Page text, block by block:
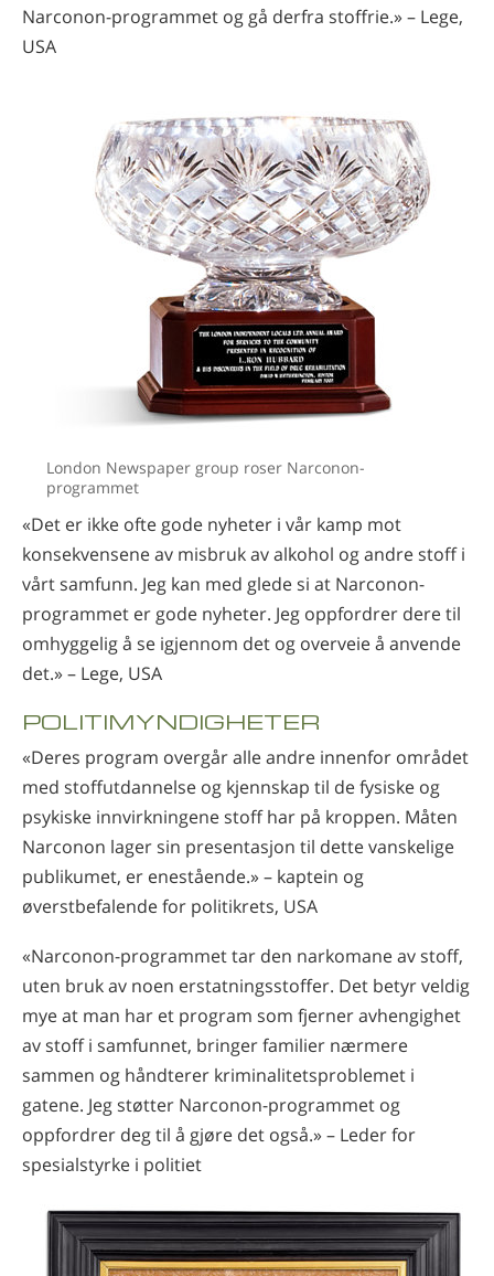
Narconon-programmet og gå derfra stoffrie.» – Lege,
USA
London Newspaper group roser Narconon-
programmet
«Det er ikke ofte gode nyheter i vår kamp mot
konsekvensene av misbruk av alkohol og andre stoff i
vårt samfunn. Jeg kan med glede si at Narconon-
programmet er gode nyheter. Jeg oppfordrer dere til
omhyggelig å se igjennom det og overveie å anvende
det.» – Lege, USA
POLITIMYNDIGHETER
«Deres program overgår alle andre innenfor området
med stoffutdannelse og kjennskap til de fysiske og
psykiske innvirkningene stoff har på kroppen. Måten
Narconon lager sin presentasjon til dette vanskelige
publikumet, er enestående.» – kaptein og
øverstbefalende for politikrets, USA
«Narconon-programmet tar den narkomane av stoff,
uten bruk av noen erstatningsstoffer. Det betyr veldig
mye at man har et program som fjerner avhengighet
av stoff i samfunnet, bringer familier nærmere
sammen og håndterer kriminalitetsproblemet i
gatene. Jeg støtter Narconon-programmet og
oppfordrer deg til å gjøre det også.» – Leder for
spesialstyrke i politiet